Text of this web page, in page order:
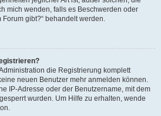
mich wenden, falls es Beschwerden oder
gibt?“ behandelt werden.
die Registrierung komplett
neuen Benutzer mehr anmelden können.
IP-Adresse oder der Benutzername, mit dem
wurden. Um Hilfe zu erhalten, wende